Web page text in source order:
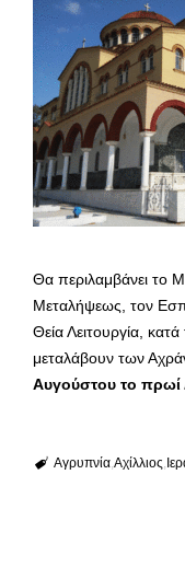
Θα περιλαμβάνει το
Μεταλήψεως, τον
Θεία Λειτουργία,
μεταλάβουν των
Αυγούστου το πρωί
Αγρυπνία Αχίλλιος